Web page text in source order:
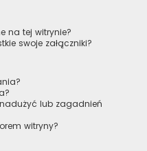
na tej witrynie?
swoje załączniki?
lub zagadnień
witryny?